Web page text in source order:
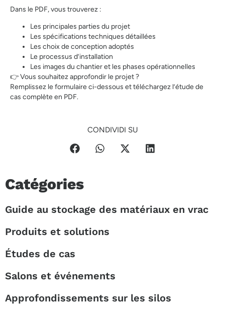
Dans le PDF, vous trouverez :
Les principales parties du projet
Les spécifications techniques détaillées
Les choix de conception adoptés
Le processus d’installation
Les images du chantier et les phases opérationnelles
👉 Vous souhaitez approfondir le projet ?
Remplissez le formulaire ci-dessous et téléchargez l’étude de
cas complète en PDF.
CONDIVIDI SU
Catégories
Guide au stockage des matériaux en vrac
Produits et solutions
Études de cas
Salons et événements
Approfondissements sur les silos